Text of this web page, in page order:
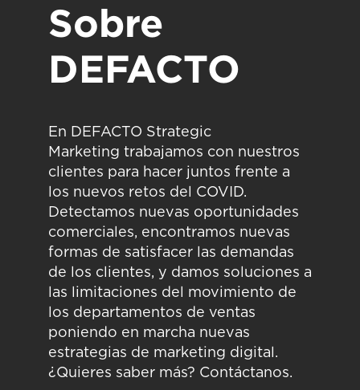
Sobre
DEFACTO
En DEFACTO Strategic
Marketing trabajamos con nuestros
clientes para hacer juntos frente a
los nuevos retos del COVID.
Detectamos nuevas oportunidades
comerciales, encontramos nuevas
formas de satisfacer las demandas
de los clientes, y damos soluciones a
las limitaciones del movimiento de
los departamentos de ventas
poniendo en marcha nuevas
estrategias de marketing digital.
¿Quieres saber más? Contáctanos.